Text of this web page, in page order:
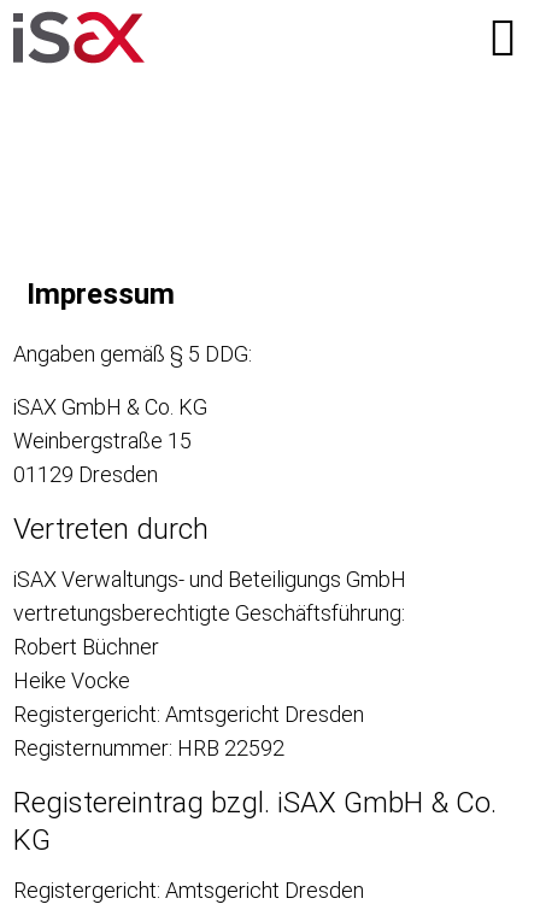
Impressum
Angaben gemäß § 5 DDG:
iSAX GmbH & Co. KG
Weinbergstraße 15
01129 Dresden
Vertreten durch
iSAX Verwaltungs- und Beteiligungs GmbH
vertretungsberechtigte Geschäftsführung:
Robert Büchner
Heike Vocke
Registergericht: Amtsgericht Dresden
Registernummer: HRB 22592
Registereintrag bzgl. iSAX GmbH & Co.
KG
Registergericht: Amtsgericht Dresden